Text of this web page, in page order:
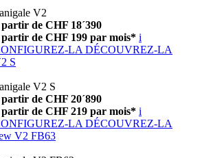
V2
de CHF 18´390
partir de CHF 199 par mois* i
LA DÉCOUVREZ-LA
S
V2 S
de CHF 20´890
partir de CHF 219 par mois* i
LA DÉCOUVREZ-LA
V2 FB63